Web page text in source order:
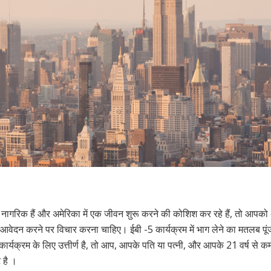
हैं और अमेरिका में एक जीवन शुरू करने की कोशिश कर रहे हैं, तो
आवेदन करने पर विचार करना चाहिए। ईबी -5 कार्यक्रम में भाग लेने का
कार्यक्रम के लिए उत्तीर्ण है, तो आप, आपके पति या पत्नी, और आपके 21 वर्ष
है ।